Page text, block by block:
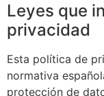
Leyes que
privacidad
Esta política de
normativa
protección de